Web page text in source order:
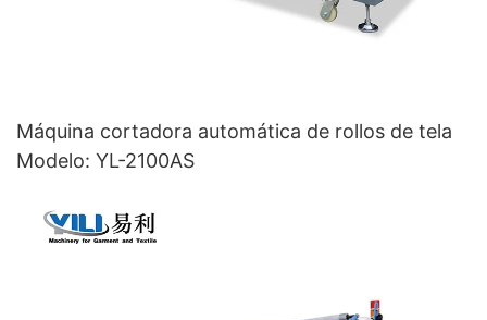
Máquina cortadora automática de rollos de tela
Modelo: YL-2100AS